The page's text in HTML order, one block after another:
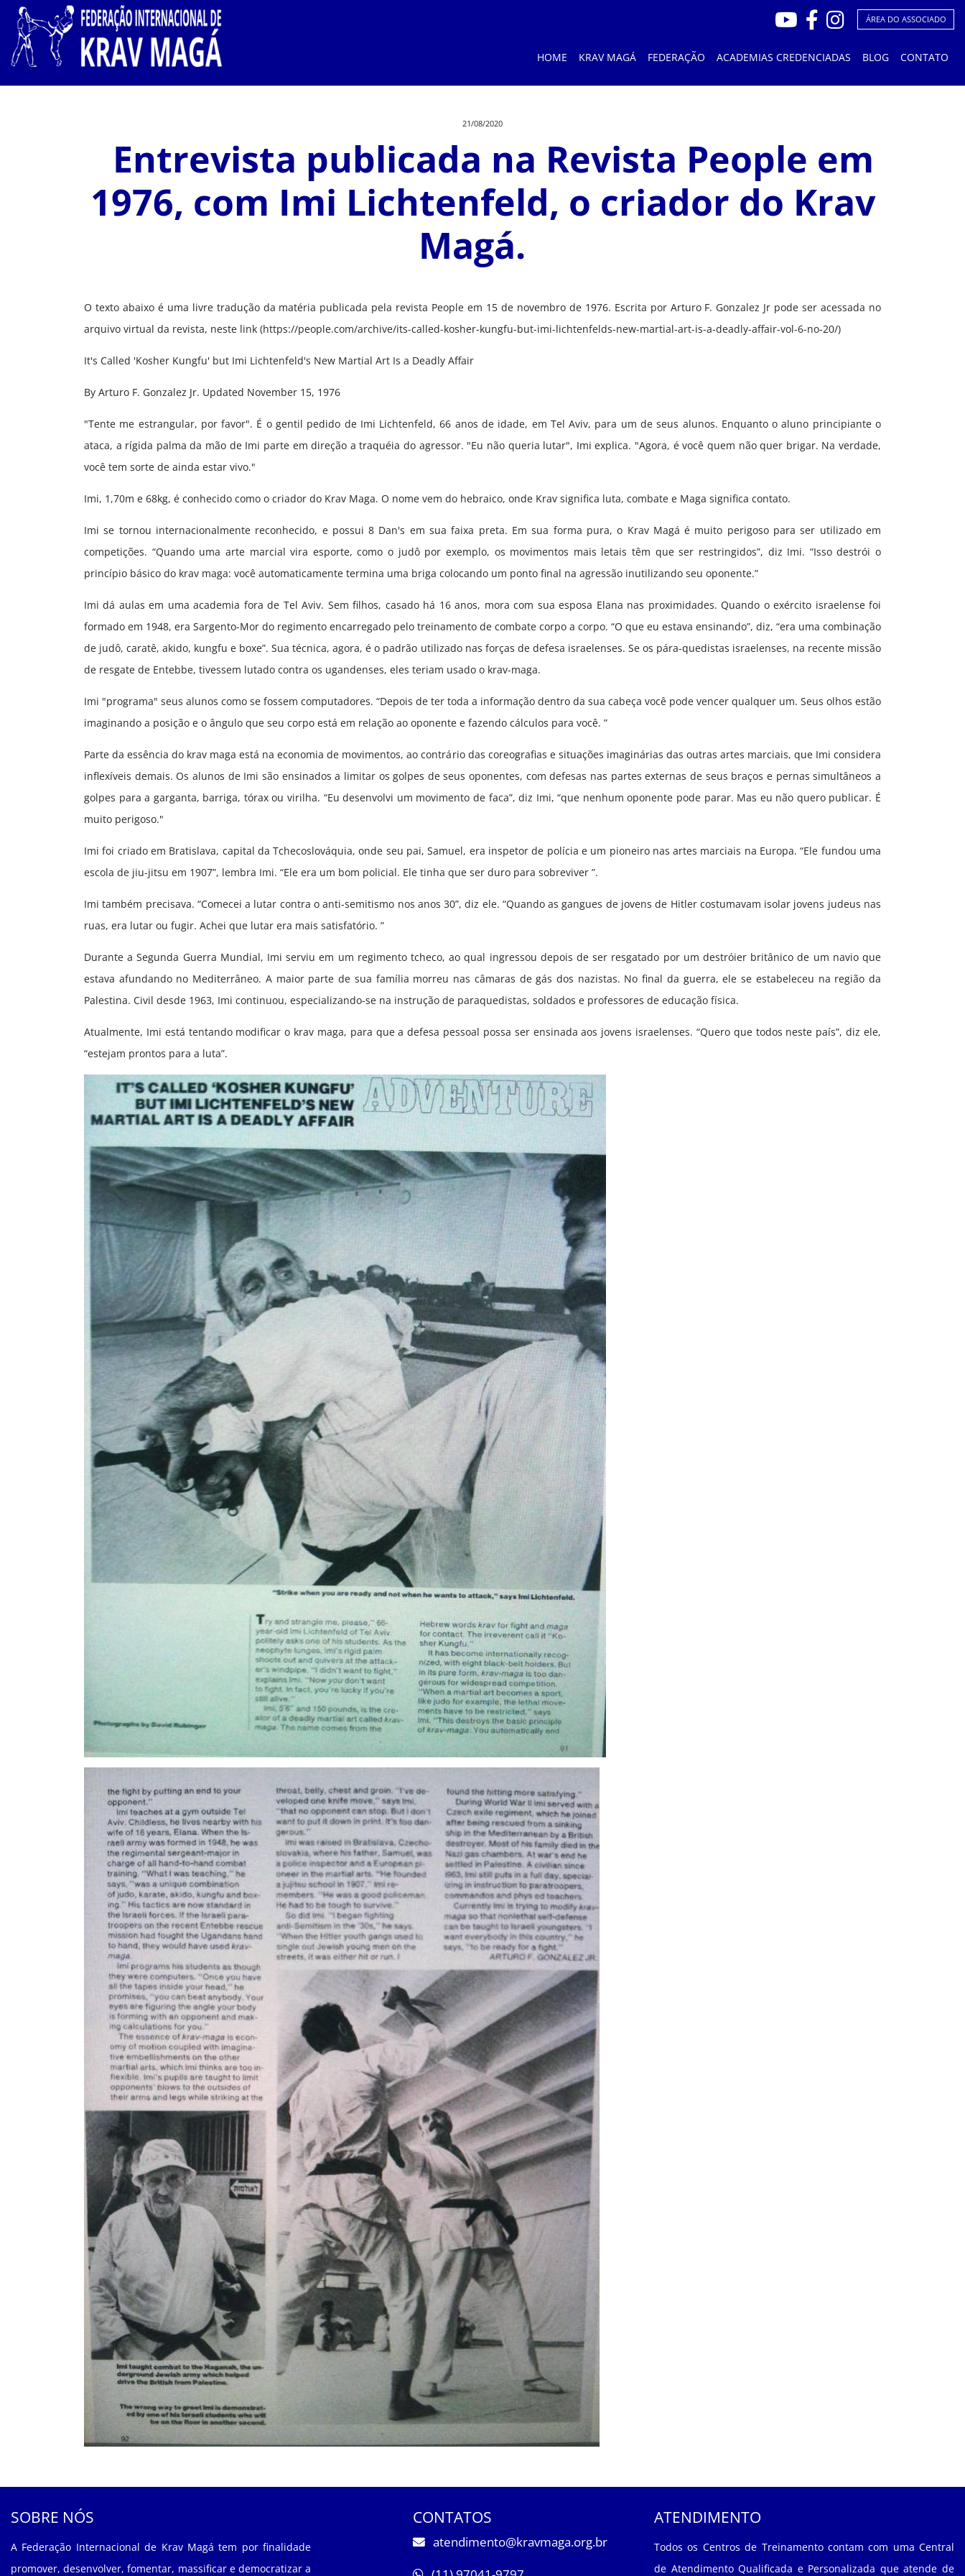
ÁREA DO ASSOCIADO
CONTATO
BLOG
ACADEMIAS CREDENCIADAS
FEDERAÇÃO
KRAV MAGÁ
HOME
21/08/2020
Entrevista publicada na Revista People em
1976, com Imi Lichtenfeld, o criador do Krav
Magá.
O texto abaixo é uma livre tradução da matéria publicada pela revista People em 15 de novembro de 1976. Escrita por Arturo F. Gonzalez Jr pode ser acessada no
arquivo virtual da revista, neste link (https://people.com/archive/its-called-kosher-kungfu-but-imi-lichtenfelds-new-martial-art-is-a-deadly-affair-vol-6-no-20/)
It's Called 'Kosher Kungfu' but Imi Lichtenfeld's New Martial Art Is a Deadly Affair
By Arturo F. Gonzalez Jr. Updated November 15, 1976
"Tente me estrangular, por favor". É o gentil pedido de Imi Lichtenfeld, 66 anos de idade, em Tel Aviv, para um de seus alunos. Enquanto o aluno principiante o
ataca, a rígida palma da mão de Imi parte em direção a traquéia do agressor. "Eu não queria lutar", Imi explica. "Agora, é você quem não quer brigar. Na verdade,
você tem sorte de ainda estar vivo."
Imi, 1,70m e 68kg, é conhecido como o criador do Krav Maga. O nome vem do hebraico, onde Krav significa luta, combate e Maga significa contato.
Imi se tornou internacionalmente reconhecido, e possui 8 Dan's em sua faixa preta. Em sua forma pura, o Krav Magá é muito perigoso para ser utilizado em
competições. “Quando uma arte marcial vira esporte, como o judô por exemplo, os movimentos mais letais têm que ser restringidos”, diz Imi. “Isso destrói o
princípio básico do krav maga: você automaticamente termina uma briga colocando um ponto final na agressão inutilizando seu oponente.”
Imi dá aulas em uma academia fora de Tel Aviv. Sem filhos, casado há 16 anos, mora com sua esposa Elana nas proximidades. Quando o exército israelense foi
formado em 1948, era Sargento-Mor do regimento encarregado pelo treinamento de combate corpo a corpo. “O que eu estava ensinando”, diz, “era uma combinação
de judô, caratê, akido, kungfu e boxe”. Sua técnica, agora, é o padrão utilizado nas forças de defesa israelenses. Se os pára-quedistas israelenses, na recente missão
de resgate de Entebbe, tivessem lutado contra os ugandenses, eles teriam usado o krav-maga.
Imi "programa" seus alunos como se fossem computadores. “Depois de ter toda a informação dentro da sua cabeça você pode vencer qualquer um. Seus olhos estão
imaginando a posição e o ângulo que seu corpo está em relação ao oponente e fazendo cálculos para você. ”
Parte da essência do krav maga está na economia de movimentos, ao contrário das coreografias e situações imaginárias das outras artes marciais, que Imi considera
inflexíveis demais. Os alunos de Imi são ensinados a limitar os golpes de seus oponentes, com defesas nas partes externas de seus braços e pernas simultâneos a
golpes para a garganta, barriga, tórax ou virilha. “Eu desenvolvi um movimento de faca”, diz Imi, “que nenhum oponente pode parar. Mas eu não quero publicar. É
muito perigoso."
Imi foi criado em Bratislava, capital da Tchecoslováquia, onde seu pai, Samuel, era inspetor de polícia e um pioneiro nas artes marciais na Europa. “Ele fundou uma
escola de jiu-jitsu em 1907”, lembra Imi. “Ele era um bom policial. Ele tinha que ser duro para sobreviver ”.
Imi também precisava. “Comecei a lutar contra o anti-semitismo nos anos 30”, diz ele. “Quando as gangues de jovens de Hitler costumavam isolar jovens judeus nas
ruas, era lutar ou fugir. Achei que lutar era mais satisfatório. ”
Durante a Segunda Guerra Mundial, Imi serviu em um regimento tcheco, ao qual ingressou depois de ser resgatado por um destróier britânico de um navio que
estava afundando no Mediterrâneo. A maior parte de sua família morreu nas câmaras de gás dos nazistas. No final da guerra, ele se estabeleceu na região da
Palestina. Civil desde 1963, Imi continuou, especializando-se na instrução de paraquedistas, soldados e professores de educação física.
Atualmente, Imi está tentando modificar o krav maga, para que a defesa pessoal possa ser ensinada aos jovens israelenses. “Quero que todos neste país”, diz ele,
“estejam prontos para a luta”.
SOBRE NÓS
A Federação Internacional de Krav Magá tem por finalidade
promover, desenvolver, fomentar, massificar e democratizar a
CONTATOS
atendimento@kravmaga.org.br
ATENDIMENTO
Todos os Centros de Treinamento contam com uma Central
de Atendimento Qualificada e Personalizada que atende de